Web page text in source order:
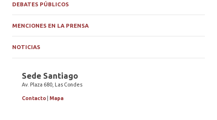
DEBATES PÚBLICOS
MENCIONES EN LA PRENSA
NOTICIAS
Sede Santiago
Av. Plaza 680, Las Condes
Contacto Mapa